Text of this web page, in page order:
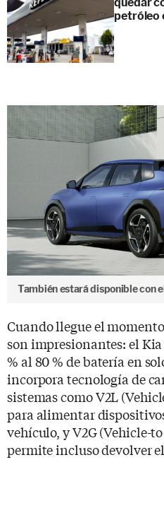
petróleo
También estará disponible con
Cuando llegue el
son impresionantes: el
% al 80 % de batería en
incorpora tecnología de
sistemas como V2L
para alimentar
vehículo, y V2G (Vehicle-
permite incluso devolver